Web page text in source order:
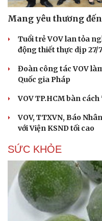
Mang yêu thương
Tuổi trẻ VOV lan tỏa
động thiết thực dịp 27/7
Đoàn công tác VOV
Quốc gia Pháp
VOV TP.HCM bàn
VOV, TTXVN, Báo
với Viện KSND tối cao
SỨC KHỎE